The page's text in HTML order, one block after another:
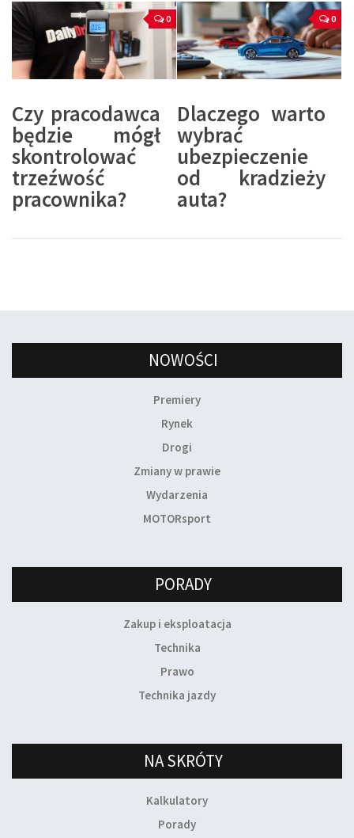
0
Czy pracodawca
będzie mógł
skontrolować
trzeźwość
pracownika?
0
Dlaczego warto
wybrać
ubezpieczenie
od kradzieży
auta?
NOWOŚCI
Premiery
Rynek
Drogi
Zmiany w prawie
Wydarzenia
MOTORsport
PORADY
Zakup i eksploatacja
Technika
Prawo
Technika jazdy
NA SKRÓTY
Kalkulatory
Porady